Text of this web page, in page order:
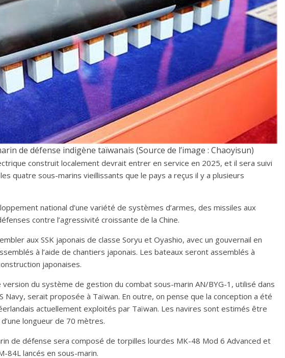
de défense indigène taïwanais (Source de l’image : Chaoyisun)
construit localement devrait entrer en service en 2025, et il sera suivi
quatre sous-marins vieillissants que le pays a reçus il y a plusieurs
national d’une variété de systèmes d’armes, des missiles aux
contre l’agressivité croissante de la Chine.
aux SSK japonais de classe Soryu et Oyashio, avec un gouvernail en
à l’aide de chantiers japonais. Les bateaux seront assemblés à
japonaises.
du système de gestion du combat sous-marin AN/BYG-1, utilisé dans
Navy, serait proposée à Taïwan. En outre, on pense que la conception a été
actuellement exploités par Taïwan. Les navires sont estimés être
longueur de 70 mètres.
de défense sera composé de torpilles lourdes MK-48 Mod 6 Advanced et
84L lancés en sous-marin.